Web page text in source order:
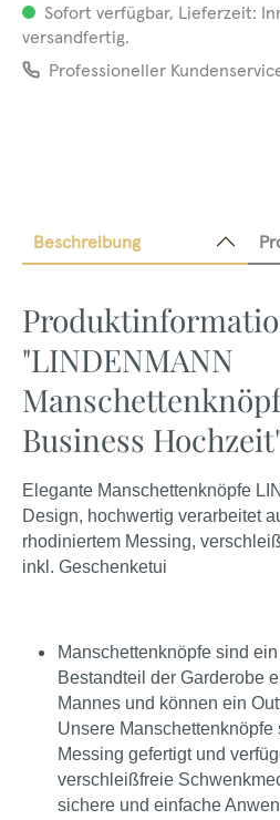
Sofort verfügbar, Lieferzeit:
versandfertig.
Professioneller
Beschreibung
"LINDENMANN
Business
Elegante Manschettenknöpfe
Design, hochwertig verarbeitet
rhodiniertem Messing,
inkl. Geschenketui
Manschettenknöpfe sind
Bestandteil der Garderobe
Mannes und können ein
Unsere
Messing gefertigt und
verschleißfreie
sichere und einfache